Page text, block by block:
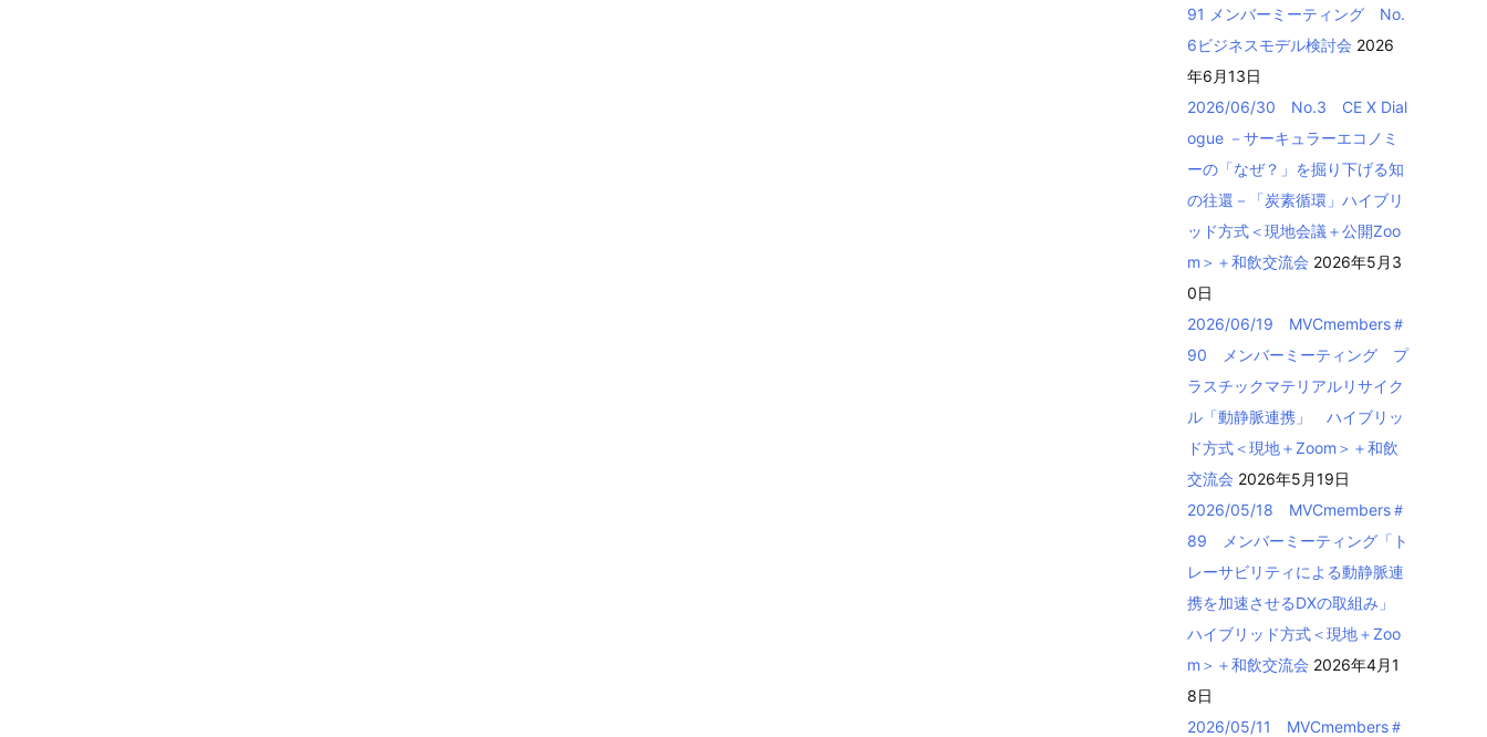
91 メンバーミーティング No.
6ビジネスモデル検討会 2026
年6月13日
2026/06/30 No.3 CE X Dial
ogue －サーキュラーエコノミ
ーの「なぜ？」を掘り下げる知
の往還－「炭素循環」ハイブリ
ッド方式＜現地会議＋公開Zoo
m＞＋和飲交流会 2026年5月3
0日
2026/06/19 MVCmembers＃
90 メンバーミーティング プ
ラスチックマテリアルリサイク
ル「動静脈連携」 ハイブリッ
ド方式＜現地＋Zoom＞＋和飲
交流会 2026年5月19日
2026/05/18 MVCmembers＃
89 メンバーミーティング「ト
レーサビリティによる動静脈連
携を加速させるDXの取組み」
ハイブリッド方式＜現地＋Zoo
m＞＋和飲交流会 2026年4月1
8日
2026/05/11 MVCmembers＃